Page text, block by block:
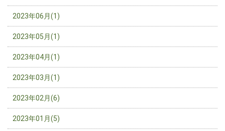
2023年06月(1)
2023年05月(1)
2023年04月(1)
2023年03月(1)
2023年02月(6)
2023年01月(5)